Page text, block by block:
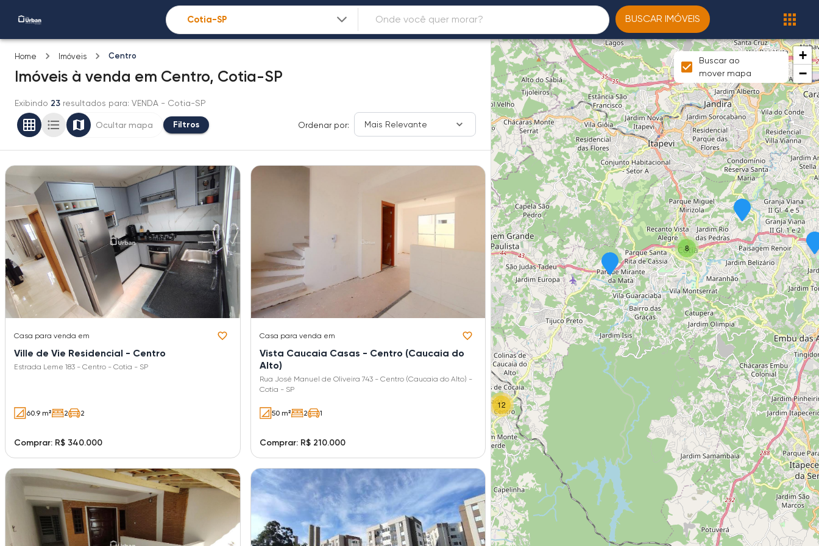
BUSCAR IMÓVEIS
Home Imóveis Centro
Imóveis à venda em Centro, Cotia-SP
Exibindo 23 resultados para: VENDA - Cotia-SP
Ocultar mapa Filtros Ordenar por: Mais Relevante
Casa para venda em
Ville de Vie Residencial - Centro
Estrada Leme 183 - Centro - Cotia - SP
60.9 m² 2 2
Comprar: R$ 340.000
Casa para venda em
Vista Caucaia Casas - Centro (Caucaia do
Alto)
Rua José Manuel de Oliveira 743 - Centro (Caucaia do Alto) -
Cotia - SP
50 m² 2 1
Comprar: R$ 210.000
12
8
+
−
Buscar ao
mover mapa